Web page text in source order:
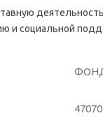
и социальной